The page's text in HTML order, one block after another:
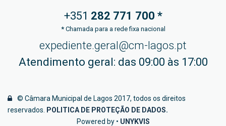
+351 282 771 700 *
*Chamada para a rede fixa nacional
expediente.geral@cm-lagos.pt
Atendimento geral: das 09:00 às 17:00
© Câmara Municipal de Lagos 2017, todos os direitos
reservados.
POLITICA DE PROTEÇÃO DE DADOS.
Powered by • UNYKVIS